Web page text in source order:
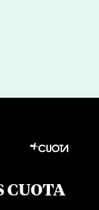
CUOTA